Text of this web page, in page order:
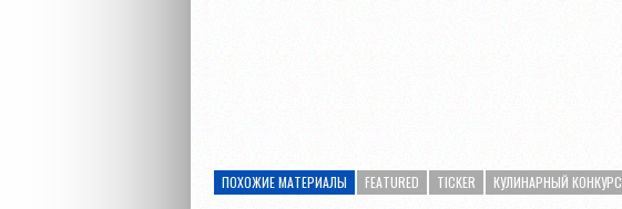
ПОХОЖИЕ МАТЕРИАЛЫ FEATURED TICKER КУЛИНАРНЫЙ КОНКУРС